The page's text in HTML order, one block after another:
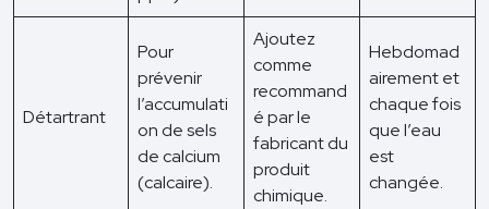
Détartrant
Pour
prévenir
l’accumulati
on de sels
de calcium
(calcaire).
Ajoutez
comme
recommand
é par le
fabricant du
produit
chimique.
Hebdomad
airement et
chaque fois
que l’eau
est
changée.